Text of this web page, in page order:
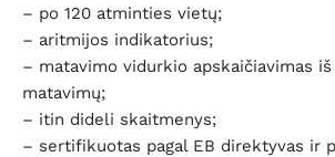
– po 120 atminties vietų;
– aritmijos indikatorius;
– matavimo vidurkio apskaičiavimas
matavimų;
– itin dideli skaitmenys;
– sertifikuotas pagal EB direktyvas ir